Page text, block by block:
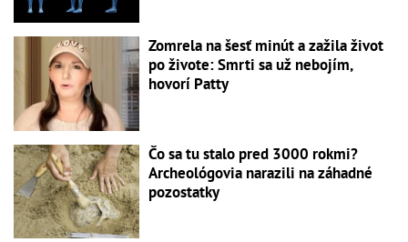
Zomrela na šesť minút a zažila život
po živote: Smrti sa už nebojím,
hovorí Patty
Čo sa tu stalo pred 3000 rokmi?
Archeológovia narazili na záhadné
pozostatky